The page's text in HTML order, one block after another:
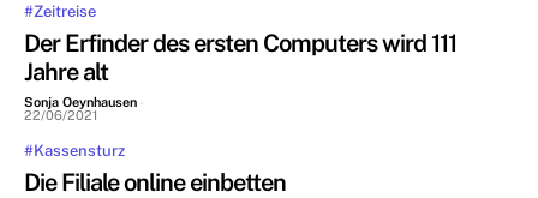
#Zeitreise
Der Erfinder des ersten Computers wird 111
Jahre alt
Sonja Oeynhausen -
22/06/2021
#Kassensturz
Die Filiale online einbetten